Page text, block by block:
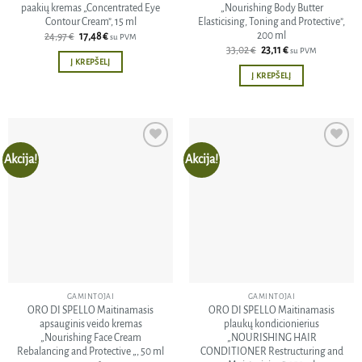
paakių kremas „Concentrated Eye
Contour Cream”, 15 ml
24,97€ Original
was:
24,97 €.
17,48€Current
is:
17,48 €.
su PVM
Į KREPŠELĮ
„Nourishing Body Butter
Elasticising, Toning and Protective”,
200 ml
33,02€ Original
was:
33,02 €.
23,11€Current
is:
23,11 €.
su PVM
Į KREPŠELĮ
Akcija!
GAMINTOJAI
ORO DI SPELLO Maitinamasis
apsauginis veido kremas
„Nourishing Face Cream
Rebalancing and Protective „, 50 ml
Akcija!
GAMINTOJAI
ORO DI SPELLO Maitinamasis
plaukų kondicionierius
„NOURISHING HAIR
CONDITIONER Restructuring and